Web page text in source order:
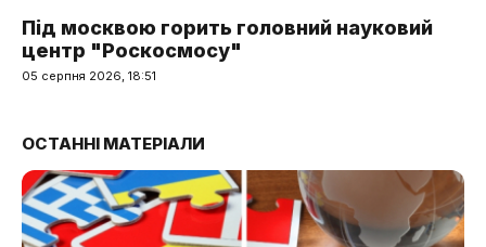
Під москвою горить головний науковий
центр "Роскосмосу"
05 серпня 2026, 18:51
ОСТАННІ МАТЕРІАЛИ